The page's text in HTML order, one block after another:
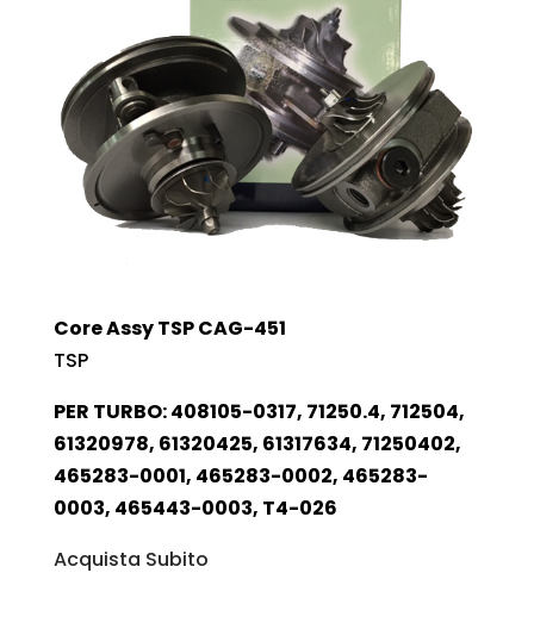
Core Assy TSP CAG-451
TSP
PER TURBO: 408105-0317, 71250.4, 712504,
61320978, 61320425, 61317634, 71250402,
465283-0001, 465283-0002, 465283-
0003, 465443-0003, T4-026
Acquista Subito